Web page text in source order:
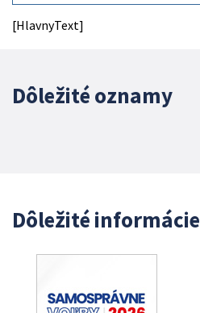
[HlavnyText]
Dôležité oznamy
Dôležité informácie